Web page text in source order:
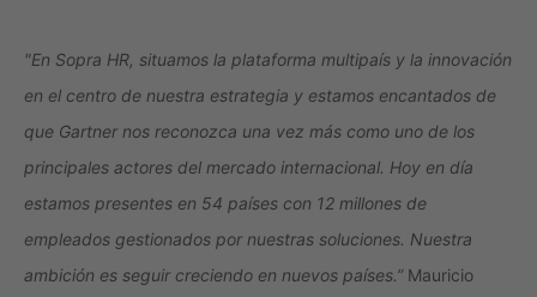
"En Sopra HR, situamos la plataforma multipaís y la innovación
en el centro de nuestra estrategia y estamos encantados de
que Gartner nos reconozca una vez más como uno de los
principales actores del mercado internacional. Hoy en día
estamos presentes en 54 países con 12 millones de
empleados gestionados por nuestras soluciones. Nuestra
ambición es seguir creciendo en nuevos países.”Mauricio